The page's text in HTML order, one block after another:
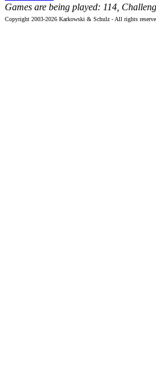
Games are being played: 114,
Copyright 2003-2026 Karkowski & Schulz - All rights